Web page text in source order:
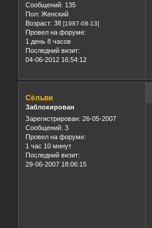
Сообщений: 135
Пол: Женский
Возраст: 38 [1987-08-13]
Провел на форуме:
1 день 8 часов
Последний визит:
04-06-2012 16:54:12
Сёльви
Заблокирован
Зарегистрирован: 26-05-2007
Сообщений: 3
Провел на форуме:
1 час 10 минут
Последний визит:
29-06-2007 18:06:15